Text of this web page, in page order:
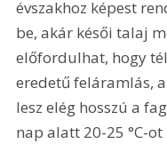
évszakhoz képest
be, akár késői talaj
előfordulhat, hogy
eredetű feláramlás,
lesz elég hosszú a
nap alatt 20-25 °C-